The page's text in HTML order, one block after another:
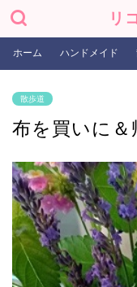
リ
ホーム ハンドメイド
散歩道
布を買いに